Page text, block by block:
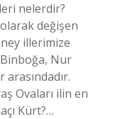
nelerdir?
değişen
illerimize
Nur
arasındadır.
Ovaları ilin en
Kürt?…